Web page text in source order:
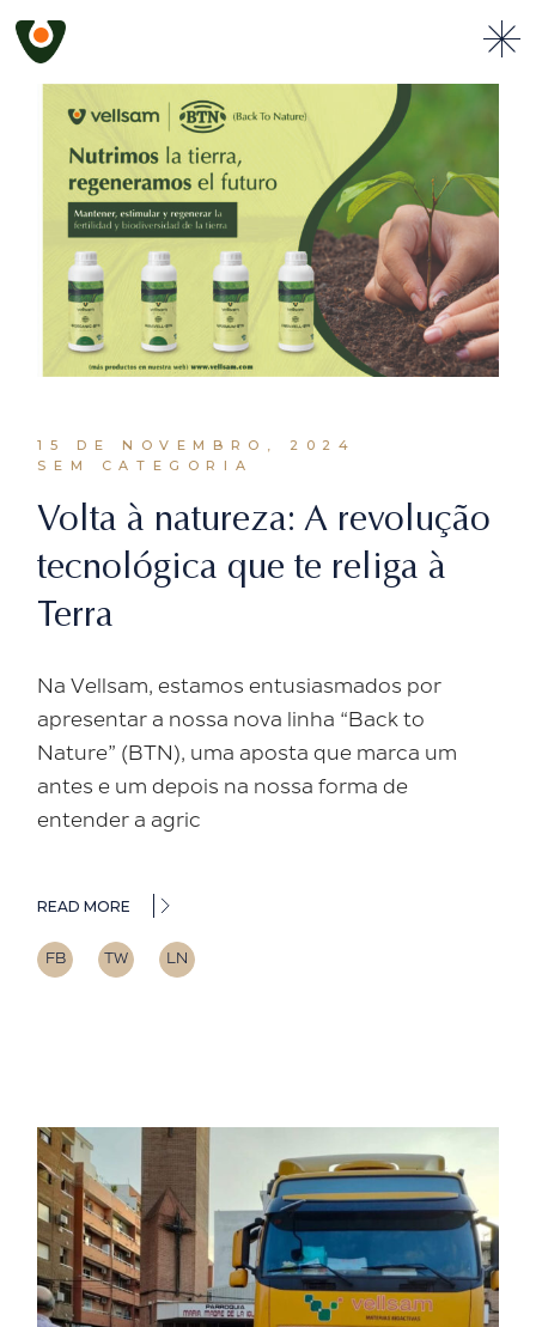
to
the
content
15 DE NOVEMBRO, 2024
SEM CATEGORIA
Volta à natureza: A revolução
tecnológica que te religa à
Terra
Na Vellsam, estamos entusiasmados por
apresentar a nossa nova linha “Back to
Nature” (BTN), uma aposta que marca um
antes e um depois na nossa forma de
entender a agric
READ MORE
FB TW LN